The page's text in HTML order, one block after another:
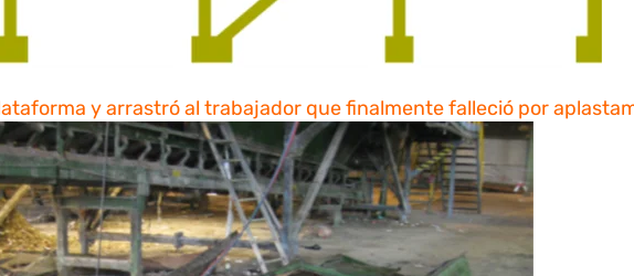
y arrastró al trabajador que finalmente falleció por